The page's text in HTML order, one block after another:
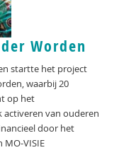
Worden
startte het project
waarbij 20
op het
activeren van ouderen
door het
MO-VISIE